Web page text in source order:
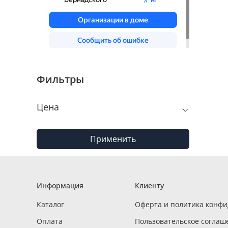
Фильтры
Цена
Применить
Информация
Каталог
Оплата
Клиенту
Оферта и политика
Пользовательское